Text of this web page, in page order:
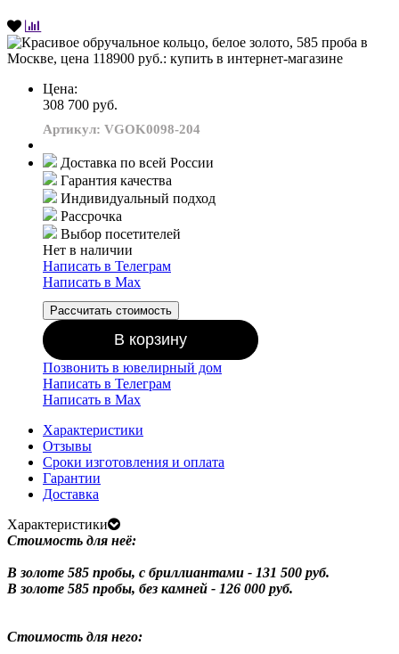
Цена:
308 700 руб.
Артикул: VGOK0098-204
Доставка по всей России
Гарантия качества
Индивидуальный подход
Рассрочка
Выбор посетителей
Нет в наличии
Написать в Телеграм
Написать в Мах
Рассчитать стоимость
В корзину
Позвонить в ювелирный дом
Написать в Телеграм
Написать в Мах
Характеристики
Отзывы
Сроки изготовления и оплата
Гарантии
Доставка
Характеристики
Стоимость для неё:
В золоте 585 пробы, с бриллиантами - 131 500 руб.
В золоте 585 пробы, без камней - 126 000 руб.
Стоимость для него: